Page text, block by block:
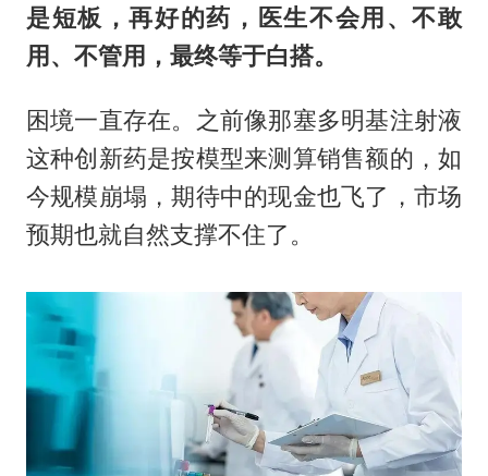
是短板，再好的药，医生不会用、不敢
用、不管用，最终等于白搭。
困境一直存在。之前像那塞多明基注射液
这种创新药是按模型来测算销售额的，如
今规模崩塌，期待中的现金也飞了，市场
预期也就自然支撑不住了。